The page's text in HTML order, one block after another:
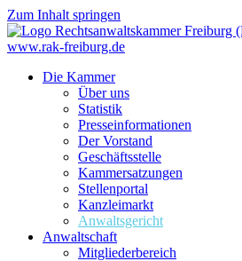
Zum Inhalt springen
Die Kammer
Über uns
Statistik
Presseinformationen
Der Vorstand
Geschäftsstelle
Kammersatzungen
Stellenportal
Kanzleimarkt
Anwaltsgericht
Anwaltschaft
Mitgliederbereich